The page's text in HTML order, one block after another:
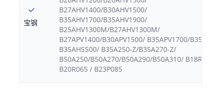
宝钢
B27AHV1400/B30AHV1500/
B35AHV1700/B35AHV1900/
B25AHV1300M/B27AHV1300M/
B27APV1400/B30APV1500/ B35APV1700/
B35AHS500/ B35A250-Z/B35A270-Z/
B50A250/B50A270/B50A290/B50A310/ B18R065 /
B20R065 / B23P085